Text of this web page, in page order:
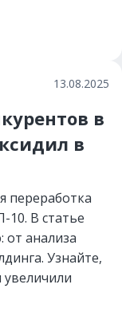
13.08.2025
в
в
переработка
10. В статье
анализа
Узнайте,